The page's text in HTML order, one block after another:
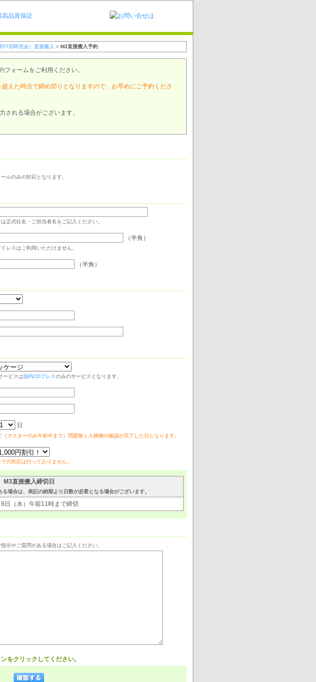
57回即売会）直接搬入 > M3直接搬入予約
ォームをご利用ください。
えた時点で締め切りとなりますので、お早めにご予約くださ
される場合がございます。
ルのみの対応となります。
正式社名・ご担当者名をご記入ください。
（半角）
レスはご利用いただけません。
（半角）
ービスは国内CDプレスのみのサービスとなります。
日
マスターのみ午前中まで）問題無く入稿物の確認が完了した日となります。
の対応は行っておりません。
M3直接搬入締切日
場合は、表記の納期より日数が必要となる場合がございます。
日（水）午前11時まで締切
示やご質問がある場合はご記入ください。
をクリックしてください。